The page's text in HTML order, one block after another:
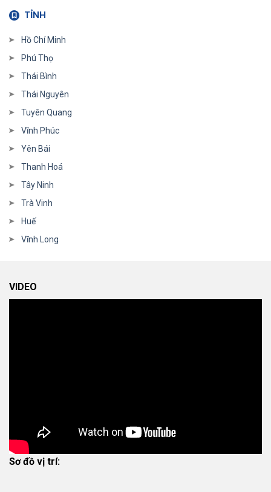
TỈNH
Hồ Chí Minh
Phú Thọ
Thái Bình
Thái Nguyên
Tuyên Quang
Vĩnh Phúc
Yên Bái
Thanh Hoá
Tây Ninh
Trà Vinh
Huế
Vĩnh Long
VIDEO
Sơ đồ vị trí: